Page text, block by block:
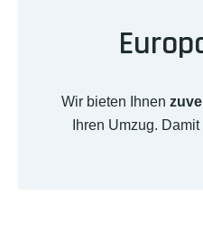
Wir bieten Ihnen
Ihren Umzug.